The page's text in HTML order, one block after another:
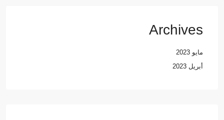
Archives
مايو 2023
أبريل 2023